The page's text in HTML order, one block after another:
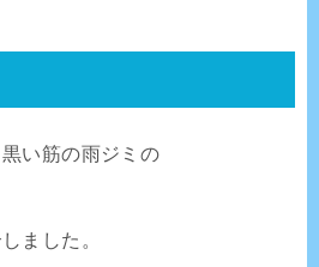
い筋の雨ジミの
ました。